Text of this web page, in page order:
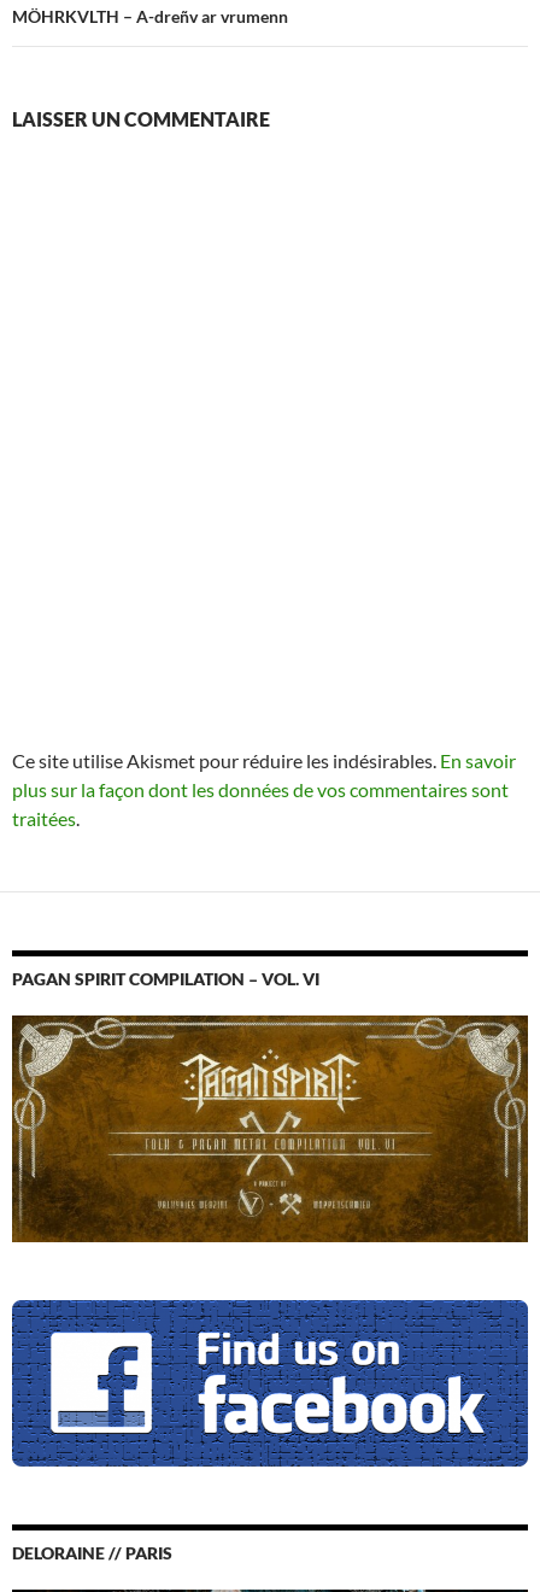
MÖHRKVLTH – A-dreñv ar vrumenn
LAISSER UN COMMENTAIRE
Ce site utilise Akismet pour réduire les indésirables. En savoir
plus sur la façon dont les données de vos commentaires sont
traitées.
PAGAN SPIRIT COMPILATION – VOL. VI
DELORAINE // PARIS